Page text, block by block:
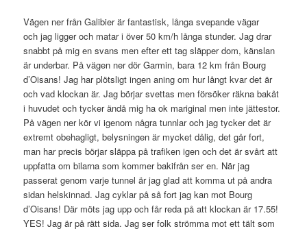
Vägen ner från Galibier är fantastisk, långa svepande vägar
och jag ligger och matar i över 50 km/h långa stunder. Jag drar
snabbt på mig en svans men efter ett tag släpper dom, känslan
är underbar. På vägen ner dör Garmin, bara 12 km från Bourg
d’Oisans! Jag har plötsligt ingen aning om hur långt kvar det är
och vad klockan är. Jag börjar svettas men försöker räkna bakåt
i huvudet och tycker ändå mig ha ok mariginal men inte jättestor.
På vägen ner kör vi igenom några tunnlar och jag tycker det är
extremt obehagligt, belysningen är mycket dålig, det går fort,
man har precis börjar släppa på trafiken igen och det är svårt att
uppfatta om bilarna som kommer bakifrån ser en. När jag
passerat genom varje tunnel är jag glad att komma ut på andra
sidan helskinnad. Jag cyklar på så fort jag kan mot Bourg
d’Oisans! Där möts jag upp och får reda på att klockan är 17.55!
YES! Jag är på rätt sida. Jag ser folk strömma mot ett tält som